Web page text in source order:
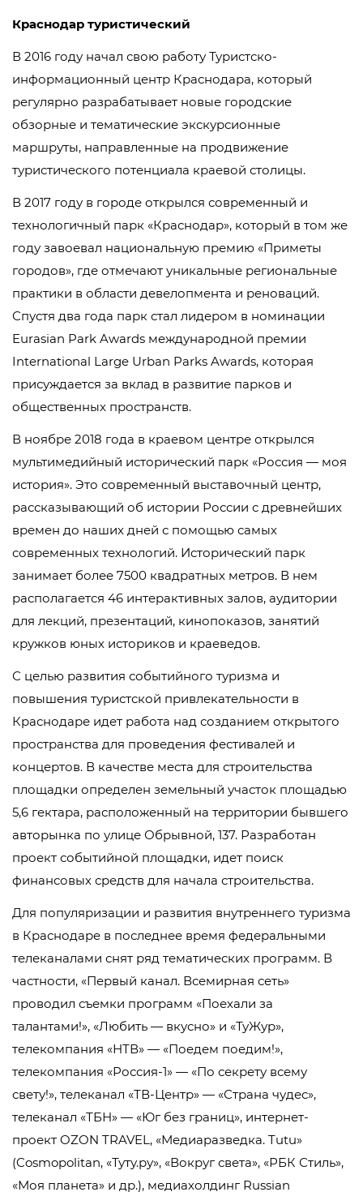
Краснодар туристический
В 2016 году начал свою работу Туристско-
информационный центр Краснодара, который
регулярно разрабатывает новые городские
обзорные и тематические экскурсионные
маршруты, направленные на продвижение
туристического потенциала краевой столицы.
В 2017 году в городе открылся современный и
технологичный парк «Краснодар», который в том же
году завоевал национальную премию «Приметы
городов», где отмечают уникальные региональные
практики в области девелопмента и реноваций.
Спустя два года парк стал лидером в номинации
Eurasian Park Awards международной премии
International Large Urban Parks Awards, которая
присуждается за вклад в развитие парков и
общественных пространств.
В ноябре 2018 года в краевом центре открылся
мультимедийный исторический парк «Россия — моя
история». Это современный выставочный центр,
рассказывающий об истории России с древнейших
времен до наших дней с помощью самых
современных технологий. Исторический парк
занимает более 7500 квадратных метров. В нем
располагается 46 интерактивных залов, аудитории
для лекций, презентаций, кинопоказов, занятий
кружков юных историков и краеведов.
С целью развития событийного туризма и
повышения туристской привлекательности в
Краснодаре идет работа над созданием открытого
пространства для проведения фестивалей и
концертов. В качестве места для строительства
площадки определен земельный участок площадью
5,6 гектара, расположенный на территории бывшего
авторынка по улице Обрывной, 137. Разработан
проект событийной площадки, идет поиск
финансовых средств для начала строительства.
Для популяризации и развития внутреннего туризма
в Краснодаре в последнее время федеральными
телеканалами снят ряд тематических программ. В
частности, «Первый канал. Всемирная сеть»
проводил съемки программ «Поехали за
талантами!», «Любить — вкусно» и «ТуЖур»,
телекомпания «НТВ» — «Поедем поедим!»,
телекомпания «Россия-1» — «По секрету всему
свету!», телеканал «ТВ-Центр» — «Страна чудес»,
телеканал «ТБН» — «Юг без границ», интернет-
проект OZON TRAVEL, «Медиаразведка. Tutu»
(Cosmopolitan, «Туту.ру», «Вокруг света», «РБК Стиль»,
«Моя планета» и др.), медиахолдинг Russian